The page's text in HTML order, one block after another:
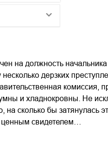
на должность
дерзких
комиссия,
и хладнокровны. Не
сколько бы затянулась
ценным свидетелем…